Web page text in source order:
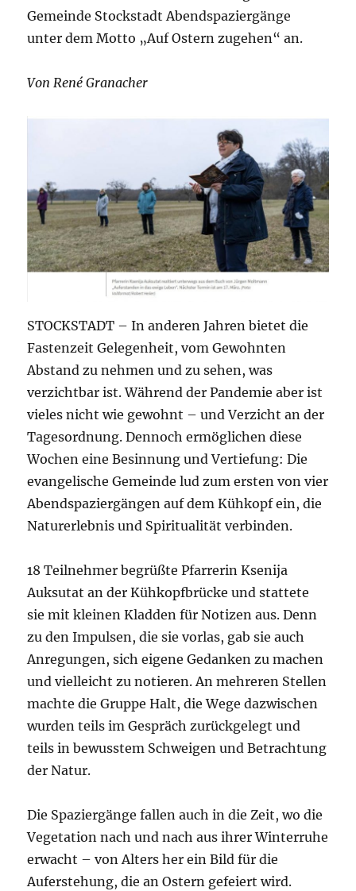
Gemeinde Stockstadt Abendspaziergänge
unter dem Motto „Auf Ostern zugehen“ an.
Von René Granacher
STOCKSTADT – In anderen Jahren bietet die
Fastenzeit Gelegenheit, vom Gewohnten
Abstand zu nehmen und zu sehen, was
verzichtbar ist. Während der Pandemie aber ist
vieles nicht wie gewohnt – und Verzicht an der
Tagesordnung. Dennoch ermöglichen diese
Wochen eine Besinnung und Vertiefung: Die
evangelische Gemeinde lud zum ersten von vier
Abendspaziergängen auf dem Kühkopf ein, die
Naturerlebnis und Spiritualität verbinden.
18 Teilnehmer begrüßte Pfarrerin Ksenija
Auksutat an der Kühkopfbrücke und stattete
sie mit kleinen Kladden für Notizen aus. Denn
zu den Impulsen, die sie vorlas, gab sie auch
Anregungen, sich eigene Gedanken zu machen
und vielleicht zu notieren. An mehreren Stellen
machte die Gruppe Halt, die Wege dazwischen
wurden teils im Gespräch zurückgelegt und
teils in bewusstem Schweigen und Betrachtung
der Natur.
Die Spaziergänge fallen auch in die Zeit, wo die
Vegetation nach und nach aus ihrer Winterruhe
erwacht – von Alters her ein Bild für die
Auferstehung, die an Ostern gefeiert wird.